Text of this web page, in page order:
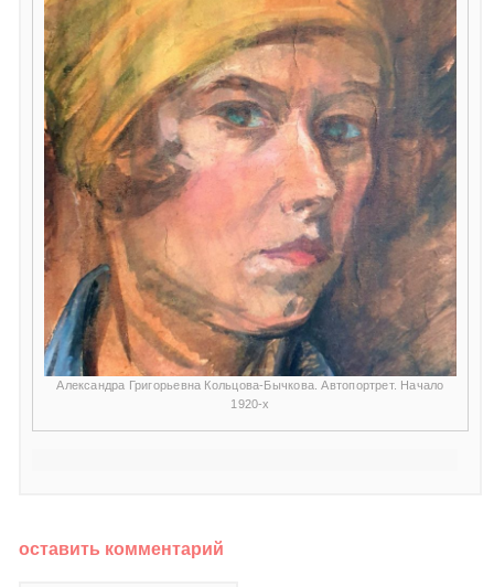
Александра Григорьевна Кольцова-Бычкова. Автопортрет. Начало
1920-х
оставить комментарий